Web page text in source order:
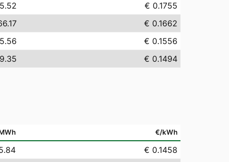
€ 0.1755
€ 0.1662
€ 0.1556
€ 0.1494
€/kWh
€ 0.1458